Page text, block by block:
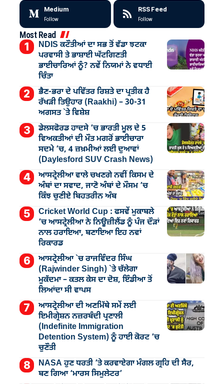
Medium
Follow
RSS Feed
Follow
Most Read
NDIS ਕਟੌਤੀਆਂ ਦਾ ਸਭ ਤੋਂ ਵੱਡਾ ਝਟਕਾ
ਪਰਵਾਸੀ ਤੇ ਭਾਸ਼ਾਈ ਘੱਟਗਿਣਤੀ
ਭਾਈਚਾਰਿਆਂ ਨੂੰ? ਨਵੇਂ ਨਿਯਮਾਂ ਨੇ ਵਧਾਈ
ਚਿੰਤਾ
ਭੈਣ-ਭਰਾ ਦੇ ਪਵਿੱਤਰ ਰਿਸ਼ਤੇ ਦਾ ਪ੍ਰਤੀਕ ਹੈ
ਰੱਖੜੀ ਤਿਉਹਾਰ (Raakhi) – 30-31
ਅਗਸਤ `ਤੇ ਵਿਸ਼ੇਸ਼
ਡੇਲਸਫੋਰਡ ਹਾਦਸੇ ’ਚ ਭਾਰਤੀ ਮੂਲ ਦੇ 5
ਵਿਅਕਤੀਆਂ ਦੀ ਮੌਤ ਮਗਰੋਂ ਭਾਈਚਾਰਾ
ਸਦਮੇ ’ਚ, 4 ਜ਼ਖ਼ਮੀਆਂ ਲਈ ਦੁਆਵਾਂ
(Daylesford SUV Crash News)
ਆਸਟ੍ਰੇਲੀਆ ਵਾਲੇ ਚਖਣਗੇ ਨਵੀਂ ਕਿਸਮ ਦੇ
ਅੰਬਾਂ ਦਾ ਸਵਾਦ, ਜਾਣੋ ਅੰਬਾਂ ਦੇ ਮੌਸਮ ’ਚ
ਕਿੰਝ ਚੁਣੀਏ ਬਿਹਤਰੀਨ ਅੰਬ
Cricket World Cup : ਫਸਵੇਂ ਮੁਕਾਬਲੇ
’ਚ ਆਸਟ੍ਰੇਲੀਆ ਨੇ ਨਿਊਜ਼ੀਲੈਂਡ ਨੂੰ ਪੰਜ ਦੌੜਾਂ
ਨਾਲ ਹਰਾਇਆ, ਬਣਾਇਆ ਇਹ ਨਵਾਂ
ਰਿਕਾਰਡ
ਆਸਟ੍ਰੇਲੀਆ `ਚ ਰਾਜਵਿੰਦਰ ਸਿੰਘ
(Rajwinder Singh) `ਤੇ ਚੱਲੇਗਾ
ਮੁੁਕੱਦਮਾ – ਕਤਲ ਕੇਸ ਦਾ ਦੋਸ਼, ਇੰਡੀਆ ਤੋਂ
ਲਿਆਂਦਾ ਸੀ ਵਾਪਸ
ਆਸਟ੍ਰੇਲੀਆ ਦੀ ਅਣਮਿੱਥੇ ਸਮੇਂ ਲਈ
ਇਮੀਗ੍ਰੇਸ਼ਨ ਨਜ਼ਰਬੰਦੀ ਪ੍ਰਣਾਲੀ
(Indefinite Immigration
Detention System) ਨੂੰ ਹਾਈ ਕੋਰਟ ’ਚ
ਚੁਣੌਤੀ
NASA ਹੁਣ ਧਰਤੀ ’ਤੇ ਕਰਵਾਏਗਾ ਮੰਗਲ ਗ੍ਰਹਿ ਦੀ ਸੈਰ,
ਬਣ ਗਿਆ ‘ਮਾਰਸ ਸਿਮੁਲੇਟਰ’